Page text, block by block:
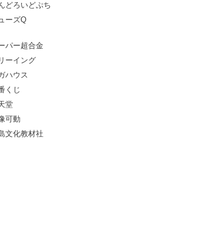
どろいどぷち
ーズQ
パー超合金
ーイング
ハウス
くじ
堂
可動
文化教材社